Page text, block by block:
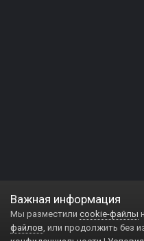
Важная информация
Мы разместили cookie-файлы
файлов, или продолжить без